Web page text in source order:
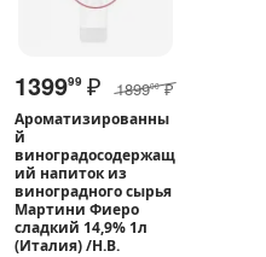
139999 ₽ 189900 ₽
Ароматизированны
й
виноградосодержащ
ий напиток из
виноградного сырья
Мартини Фиеро
сладкий 14,9% 1л
(Италия) /Н.В.